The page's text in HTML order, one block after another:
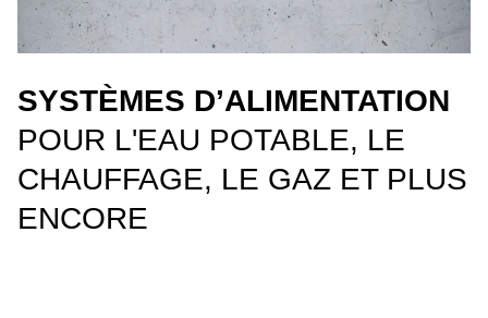
SYSTÈMES D’ALIMENTATION
POUR L'EAU POTABLE, LE
CHAUFFAGE, LE GAZ ET PLUS
ENCORE